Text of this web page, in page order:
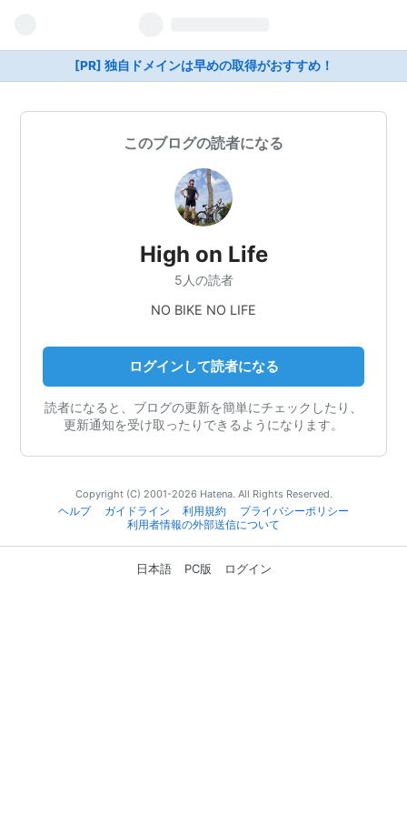
[PR] 独自ドメインは早めの取得がおすすめ！
このブログの読者になる
High on Life
5人の読者
NO BIKE NO LIFE
ログインして読者になる
読者になると、ブログの更新を簡単にチェックしたり、
更新通知を受け取ったりできるようになります。
Copyright (C) 2001-2026 Hatena. All Rights Reserved.
ヘルプ
ガイドライン 利用規約
プライバシーポリシー
利用者情報の外部送信について
日本語 PC版 ログイン